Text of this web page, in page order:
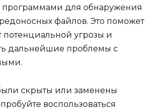
для обнаружения
файлов. Это поможет
потенциальной угрозы и
дальнейшие проблемы с
скрыты или заменены
воспользоваться